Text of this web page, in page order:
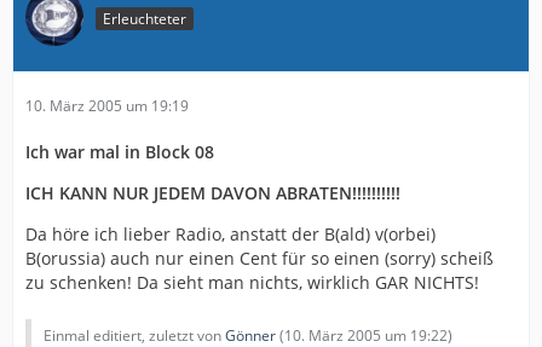
Erleuchteter
10. März 2005 um 19:19
Ich war mal in Block 08
ICH KANN NUR JEDEM DAVON ABRATEN!!!!!!!!!!
Da höre ich lieber Radio, anstatt der B(ald) v(orbei)
B(orussia) auch nur einen Cent für so einen (sorry) scheiß
zu schenken! Da sieht man nichts, wirklich GAR NICHTS!
Einmal editiert, zuletzt vonGönner(10. März 2005 um 19:22)